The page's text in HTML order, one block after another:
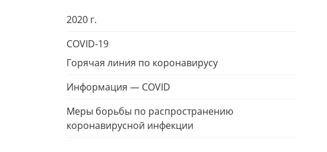
2020 г.
COVID-19
Горячая линия по коронавирусу
Информация — COVID
Меры борьбы по распространению
коронавирусной инфекции